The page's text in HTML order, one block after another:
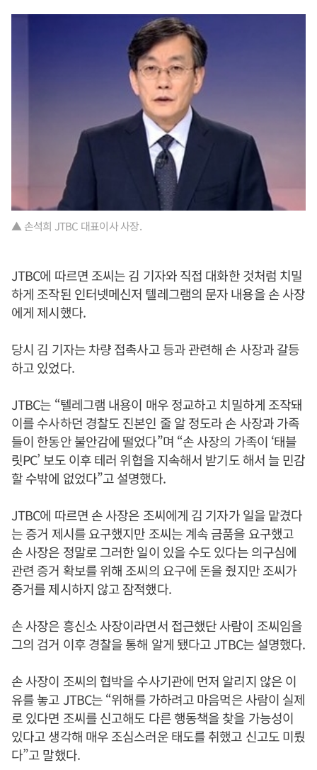
▲ 손석희 JTBC 대표이사 사장.
JTBC에 따르면 조씨는 김 기자와 직접 대화한 것처럼 치밀
하게 조작된 인터넷메신저 텔레그램의 문자 내용을 손 사장
에게 제시했다.
당시 김 기자는 차량 접촉사고 등과 관련해 손 사장과 갈등
하고 있었다.
JTBC는 “텔레그램 내용이 매우 정교하고 치밀하게 조작돼
이를 수사하던 경찰도 진본인 줄 알 정도라 손 사장과 가족
들이 한동안 불안감에 떨었다”며 “손 사장의 가족이 ‘태블
릿PC’ 보도 이후 테러 위협을 지속해서 받기도 해서 늘 민감
할 수밖에 없었다”고 설명했다.
JTBC에 따르면 손 사장은 조씨에게 김 기자가 일을 맡겼다
는 증거 제시를 요구했지만 조씨는 계속 금품을 요구했고
손 사장은 정말로 그러한 일이 있을 수도 있다는 의구심에
관련 증거 확보를 위해 조씨의 요구에 돈을 줬지만 조씨가
증거를 제시하지 않고 잠적했다.
손 사장은 흥신소 사장이라면서 접근했단 사람이 조씨임을
그의 검거 이후 경찰을 통해 알게 됐다고 JTBC는 설명했다.
손 사장이 조씨의 협박을 수사기관에 먼저 알리지 않은 이
유를 놓고 JTBC는 “위해를 가하려고 마음먹은 사람이 실제
로 있다면 조씨를 신고해도 다른 행동책을 찾을 가능성이
있다고 생각해 매우 조심스러운 태도를 취했고 신고도 미뤘
다”고 말했다.